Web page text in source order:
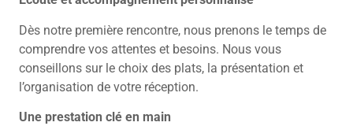
Dès notre première rencontre, nous prenons le temps de
comprendre vos attentes et besoins. Nous vous
conseillons sur le choix des plats, la présentation et
l’organisation de votre réception.
Une prestation clé en main